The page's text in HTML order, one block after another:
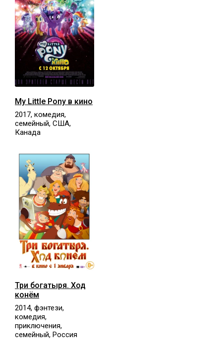
My Little Pony в кино
2017, комедия,
семейный, США,
Канада
Три богатыря. Ход
конём
2014, фэнтези,
комедия,
приключения,
семейный, Россия